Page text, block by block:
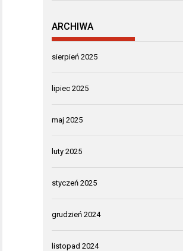
ARCHIWA
sierpień 2025
lipiec 2025
maj 2025
luty 2025
styczeń 2025
grudzień 2024
listopad 2024